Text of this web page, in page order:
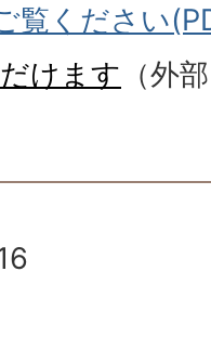
覧ください
けます （外